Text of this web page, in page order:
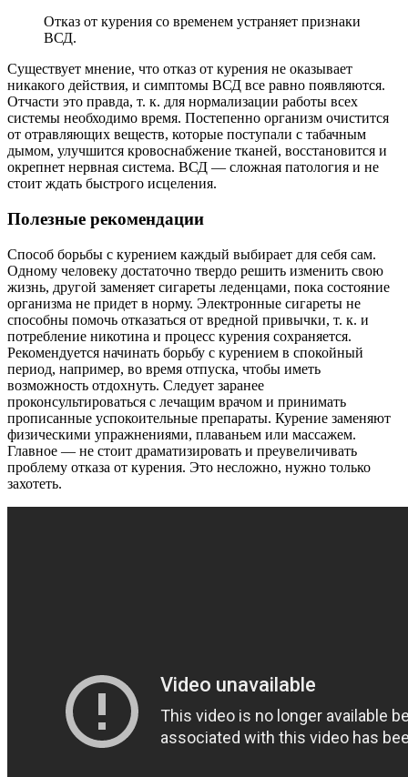
Отказ от курения со временем устраняет признаки
ВСД.
Существует мнение, что отказ от курения не оказывает
никакого действия, и симптомы ВСД все равно появляются.
Отчасти это правда, т. к. для нормализации работы всех
системы необходимо время. Постепенно организм очистится
от отравляющих веществ, которые поступали с табачным
дымом, улучшится кровоснабжение тканей, восстановится и
окрепнет нервная система. ВСД ― сложная патология и не
стоит ждать быстрого исцеления.
Полезные рекомендации
Способ борьбы с курением каждый выбирает для себя сам.
Одному человеку достаточно твердо решить изменить свою
жизнь, другой заменяет сигареты леденцами, пока состояние
организма не придет в норму. Электронные сигареты не
способны помочь отказаться от вредной привычки, т. к. и
потребление никотина и процесс курения сохраняется.
Рекомендуется начинать борьбу с курением в спокойный
период, например, во время отпуска, чтобы иметь
возможность отдохнуть. Следует заранее
проконсультироваться с лечащим врачом и принимать
прописанные успокоительные препараты. Курение заменяют
физическими упражнениями, плаваньем или массажем.
Главное ― не стоит драматизировать и преувеличивать
проблему отказа от курения. Это несложно, нужно только
захотеть.